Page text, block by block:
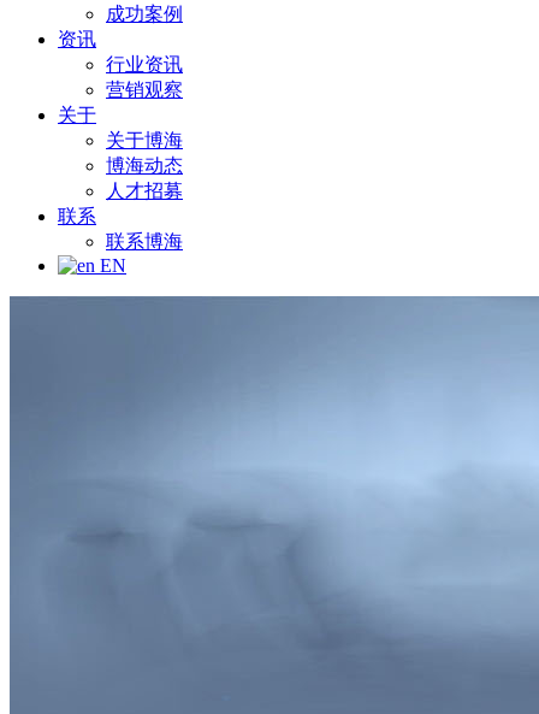
成功案例
资讯
行业资讯
营销观察
关于
关于博海
博海动态
人才招募
联系
联系博海
EN